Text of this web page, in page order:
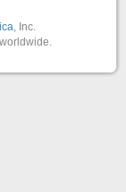
, Inc.